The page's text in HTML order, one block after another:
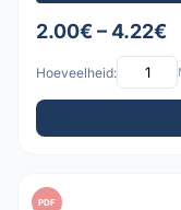
2.00€ – 4.22€
Hoeveelheid:
PDF